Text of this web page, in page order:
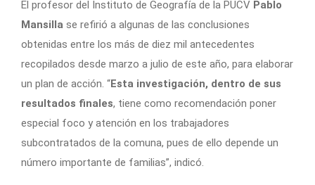
El profesor del Instituto de Geografía de la PUCV Pablo
Mansilla se refirió a algunas de las conclusiones
obtenidas entre los más de diez mil antecedentes
recopilados desde marzo a julio de este año, para elaborar
un plan de acción. “Esta investigación, dentro de sus
resultados finales, tiene como recomendación poner
especial foco y atención en los trabajadores
subcontratados de la comuna, pues de ello depende un
número importante de familias”, indicó.